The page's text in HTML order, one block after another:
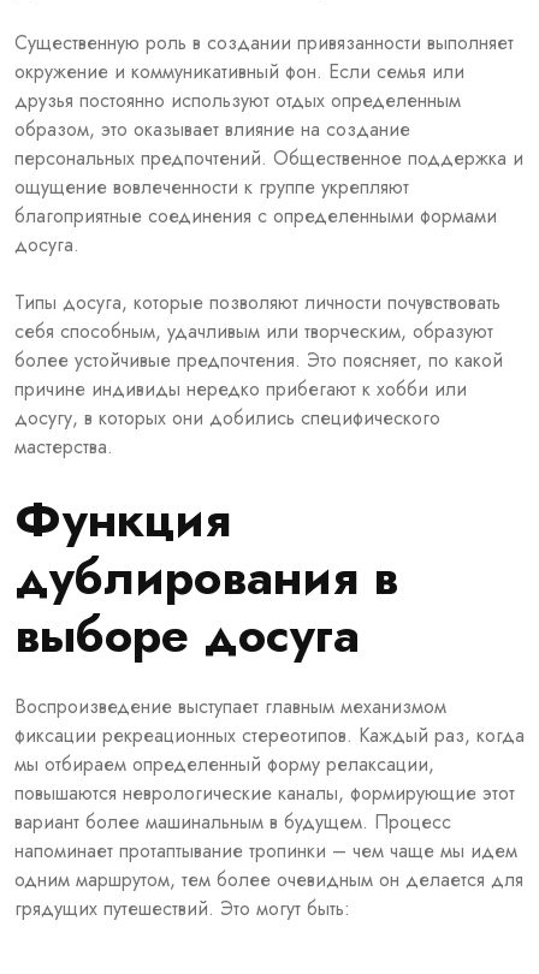
Существенную роль в создании привязанности выполняет
окружение и коммуникативный фон. Если семья или
друзья постоянно используют отдых определенным
образом, это оказывает влияние на создание
персональных предпочтений. Общественное поддержка и
ощущение вовлеченности к группе укрепляют
благоприятные соединения с определенными формами
досуга.
Типы досуга, которые позволяют личности почувствовать
себя способным, удачливым или творческим, образуют
более устойчивые предпочтения. Это поясняет, по какой
причине индивиды нередко прибегают к хобби или
досугу, в которых они добились специфического
мастерства.
Функция
дублирования в
выборе досуга
Воспроизведение выступает главным механизмом
фиксации рекреационных стереотипов. Каждый раз, когда
мы отбираем определенный форму релаксации,
повышаются неврологические каналы, формирующие этот
вариант более машинальным в будущем. Процесс
напоминает протаптывание тропинки – чем чаще мы идем
одним маршрутом, тем более очевидным он делается для
грядущих путешествий. Это могут быть: